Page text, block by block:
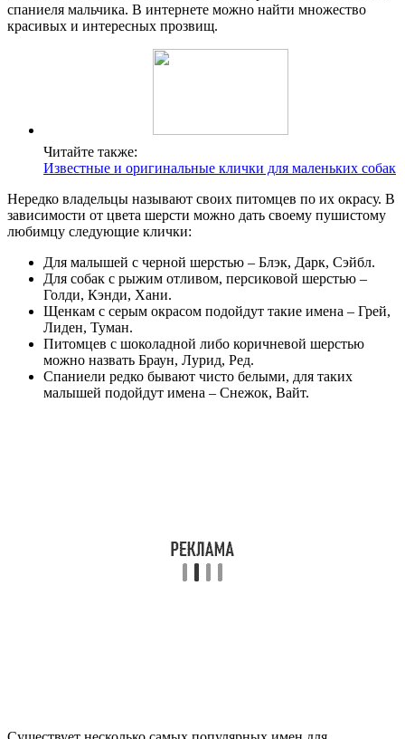
спаниеля мальчика. В интернете можно найти множество
красивых и интересных прозвищ.
Читайте также:
Известные и оригинальные клички для маленьких собак
Нередко владельцы называют своих питомцев по их окрасу. В
зависимости от цвета шерсти можно дать своему пушистому
любимцу следующие клички:
Для малышей с черной шерстью – Блэк, Дарк, Сэйбл.
Для собак с рыжим отливом, персиковой шерстью –
Голди, Кэнди, Хани.
Щенкам с серым окрасом подойдут такие имена – Грей,
Лиден, Туман.
Питомцев с шоколадной либо коричневой шерстью
можно назвать Браун, Лурид, Ред.
Спаниели редко бывают чисто белыми, для таких
малышей подойдут имена – Снежок, Вайт.